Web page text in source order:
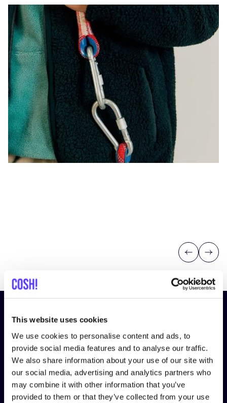
This website uses cookies
We use cookies to personalise content and ads, to
provide social media features and to analyse our traffic.
We also share information about your use of our site with
our social media, advertising and analytics partners who
may combine it with other information that you’ve
provided to them or that they’ve collected from your use
Previous
Next
¡Suscríbete a nuestro boletín
y mantente informado!
Nombre *
Correo electrónico*